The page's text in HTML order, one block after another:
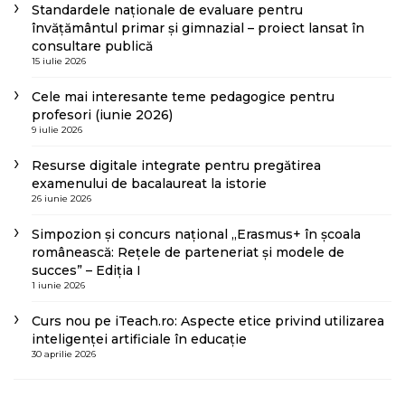
Standardele naționale de evaluare pentru
învățământul primar și gimnazial – proiect lansat în
consultare publică
15 iulie 2026
Cele mai interesante teme pedagogice pentru
profesori (iunie 2026)
9 iulie 2026
Resurse digitale integrate pentru pregătirea
examenului de bacalaureat la istorie
26 iunie 2026
Simpozion și concurs național „Erasmus+ în școala
românească: Rețele de parteneriat și modele de
succes” – Ediția I
1 iunie 2026
Curs nou pe iTeach.ro: Aspecte etice privind utilizarea
inteligenței artificiale în educație
30 aprilie 2026